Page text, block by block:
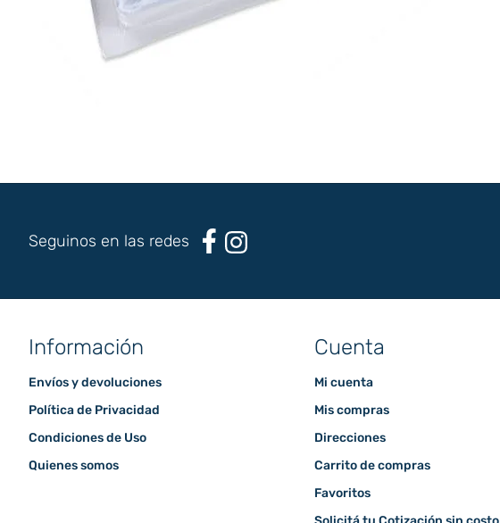
Seguinos en las redes
Información
Envíos y devoluciones
Política de Privacidad
Condiciones de Uso
Quienes somos
Cuenta
Mi cuenta
Mis compras
Direcciones
Carrito de compras
Favoritos